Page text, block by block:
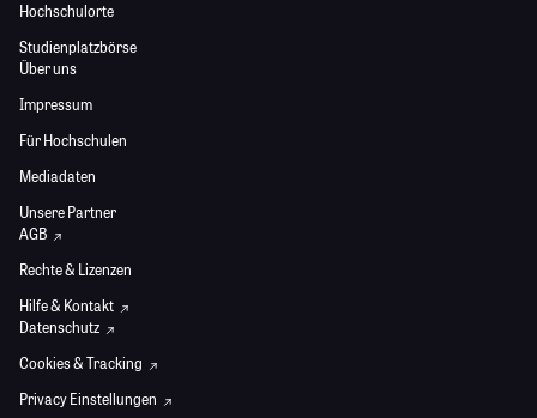
Hochschulorte
Studienplatzbörse
Über uns
Impressum
Für Hochschulen
Mediadaten
Unsere Partner
AGB
Rechte & Lizenzen
Hilfe & Kontakt
Datenschutz
Cookies & Tracking
Privacy Einstellungen